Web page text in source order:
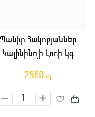
Պանիր Հակոբյաններ
Կալինինոյի Լոռի կգ
2550 ֏